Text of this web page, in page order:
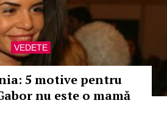
VEDETE
5 motive pentru
nu este o mamă